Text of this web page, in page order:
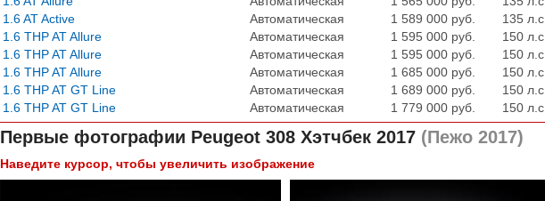
1.6 AT Active
Автоматическая 1 589 000 руб.
135 л.с.
1.6 THP AT Allure
Автоматическая 1 595 000 руб.
150 л.с.
1.6 THP AT Allure
Автоматическая 1 595 000 руб.
150 л.с.
1.6 THP AT Allure
Автоматическая 1 685 000 руб.
150 л.с.
1.6 THP AT GT Line
Автоматическая 1 689 000 руб.
150 л.с.
1.6 THP AT GT Line
Автоматическая 1 779 000 руб. 150 л.с.
Первые фотографии Peugeot 308 Хэтчбек 2017(Пежо 2017)
Наведите курсор, чтобы увеличить изображение